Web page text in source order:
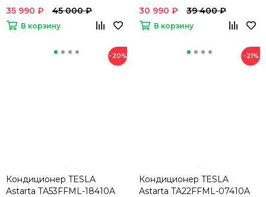
35 990 ₽ 45 000 ₽
В корзину
30 990 ₽ 39 400 ₽
В корзину
−20%
Кондиционер TESLA
Astarta TA53FFML-18410A
−21%
Кондиционер TESLA
Astarta TA22FFML-07410A